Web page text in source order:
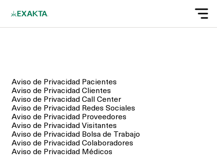
Aviso de Privacidad Pacientes
Aviso de Privacidad Clientes
Aviso de Privacidad Call Center
Aviso de Privacidad Redes Sociales
Aviso de Privacidad Proveedores
Aviso de Privacidad Visitantes
Aviso de Privacidad Bolsa de Trabajo
Aviso de Privacidad Colaboradores
Aviso de Privacidad Médicos